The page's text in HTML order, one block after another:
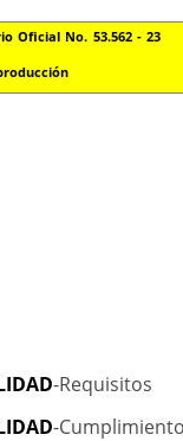
Oficial No. 53.562 - 23
-Requisitos
-